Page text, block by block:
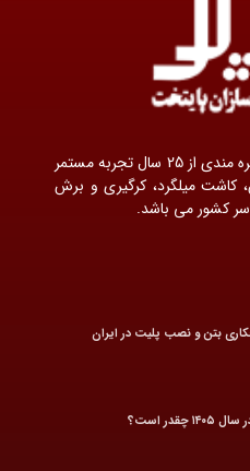
با بهره مندی از 25 سال تجربه مستمر
کاشت میلگرد، کرگیری و برش
کشور می باشد.
بتن و نصب پلیت در ایران
است؟